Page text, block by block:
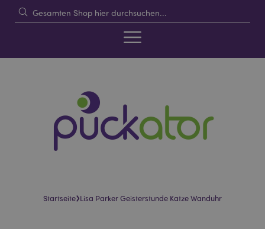
Startseite›Lisa Parker Geisterstunde Katze Wanduhr